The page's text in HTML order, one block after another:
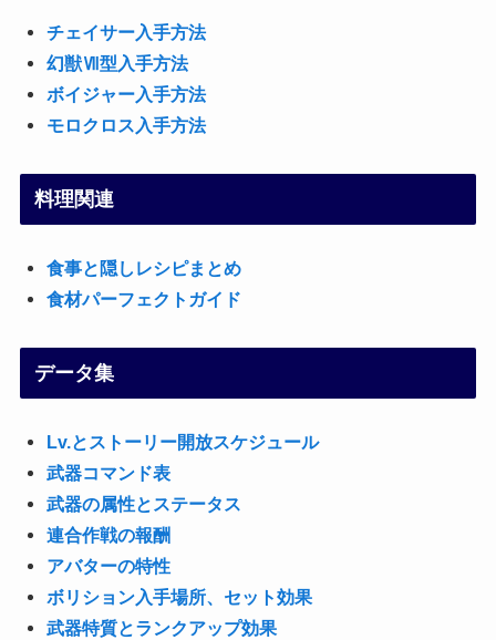
チェイサー入手方法
幻獣Ⅶ型入手方法
ボイジャー入手方法
モロクロス入手方法
料理関連
食事と隠しレシピまとめ
食材パーフェクトガイド
データ集
Lv.とストーリー開放スケジュール
武器コマンド表
武器の属性とステータス
連合作戦の報酬
アバターの特性
ボリション入手場所、セット効果
武器特質とランクアップ効果